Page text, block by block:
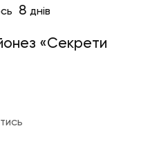
8 днів
«Секрети